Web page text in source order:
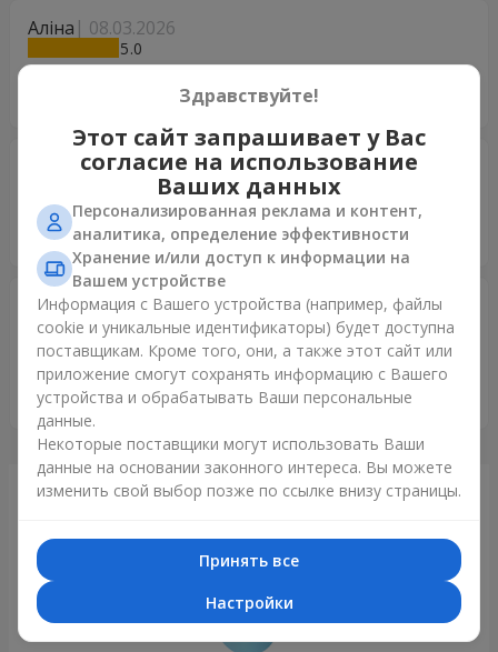
Аліна 08.03.2026
5
28.03.2018
Букет шикарный, цветы свежие. Доставили в
харьковскую область вовремя. Приятный курьер
Роман 08.03.2016
5
Заказ сделал первый раз и не пожалел) Цветы свежие,
приветливый курьер доставил вовремя. Огромное вам
спасибо!
Только что доставили
Здравствуйте!
Этот сайт запрашивает у Вас
согласие на использование
Ваших данных
Персонализированная реклама и контент,
аналитика, определение эффективности
Хранение и/или доступ к информации на
Вашем устройстве
Информация с Вашего устройства (например, файлы
cookie и уникальные идентификаторы) будет доступна
поставщикам. Кроме того, они, а также этот сайт или
приложение смогут сохранять информацию с Вашего
устройства и обрабатывать Ваши персональные
данные.
Некоторые поставщики могут использовать Ваши
данные на основании законного интереса. Вы можете
изменить свой выбор позже по ссылке внизу страницы.
Принять все
Настройки